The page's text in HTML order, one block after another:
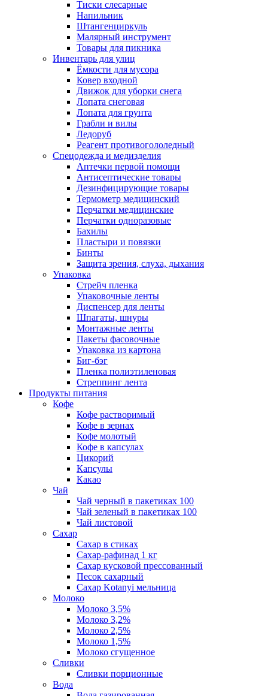
Тиски слесарные
Напильник
Штангенциркуль
Малярный инструмент
Товары для пикника
Инвентарь для улиц
Ёмкости для мусора
Ковер входной
Движок для уборки снега
Лопата снеговая
Лопата для грунта
Грабли и вилы
Ледоруб
Реагент противогололедный
Спецодежда и медизделия
Аптечки первой помощи
Антисептические товары
Дезинфицирующие товары
Термометр медицинский
Перчатки медицинские
Перчатки одноразовые
Бахилы
Пластыри и повязки
Бинты
Защита зрения, слуха, дыхания
Упаковка
Стрейч пленка
Упаковочные ленты
Диспенсер для ленты
Шпагаты, шнуры
Монтажные ленты
Пакеты фасовочные
Упаковка из картона
Биг-бэг
Пленка полиэтиленовая
Стреппинг лента
Продукты питания
Кофе
Кофе растворимый
Кофе в зернах
Кофе молотый
Кофе в капсулах
Цикорий
Капсулы
Какао
Чай
Чай черный в пакетиках 100
Чай зеленый в пакетиках 100
Чай листовой
Сахар
Сахар в стиках
Сахар-рафинад 1 кг
Сахар кусковой прессованный
Песок сахарный
Сахар Kotanyi мельница
Молоко
Молоко 3,5%
Молоко 3,2%
Молоко 2,5%
Молоко 1,5%
Молоко сгущенное
Сливки
Сливки порционные
Вода